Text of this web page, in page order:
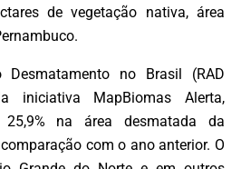
de vegetação nativa, área
no Brasil (RAD
iniciativa MapBiomas Alerta,
na área desmatada da
com o ano anterior. O